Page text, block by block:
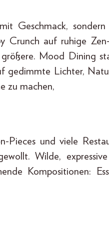
Geschmack,
Crunch auf ruhige
Mood Dining
gedimmte Lichter,
zu machen,
Pieces und viele
Wilde, expressive
Kompositionen: